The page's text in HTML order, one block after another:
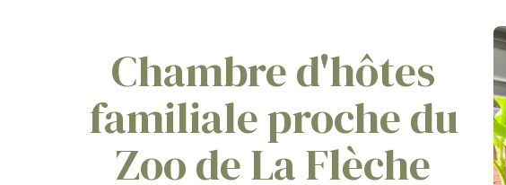
Chambre d'hôtes
familiale proche du
Zoo de La Flèche